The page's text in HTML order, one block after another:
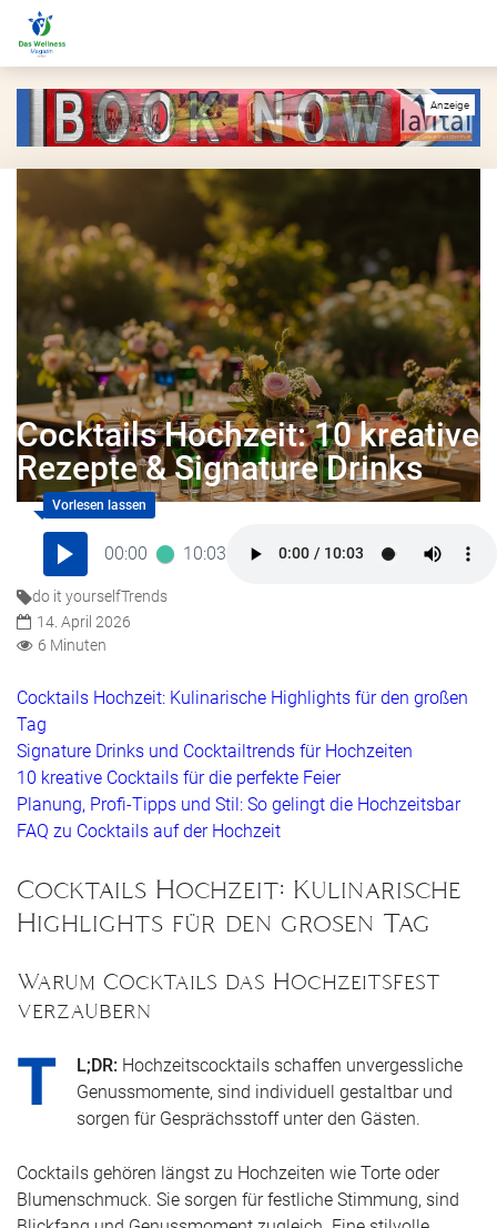
Cocktails Hochzeit: 10 kreative
Rezepte & Signature Drinks
00:00 10:03
do it yourselfTrends
14. April 2026
6 Minuten
Cocktails Hochzeit: Kulinarische Highlights für den großen
Tag
Signature Drinks und Cocktailtrends für Hochzeiten
10 kreative Cocktails für die perfekte Feier
Planung, Profi-Tipps und Stil: So gelingt die Hochzeitsbar
FAQ zu Cocktails auf der Hochzeit
Cocktails Hochzeit: Kulinarische
Highlights für den großen Tag
Warum Cocktails das Hochzeitsfest
verzaubern
T L;DR: Hochzeitscocktails schaffen unvergessliche
Genussmomente, sind individuell gestaltbar und
sorgen für Gesprächsstoff unter den Gästen.
Cocktails gehören längst zu Hochzeiten wie Torte oder
Blumenschmuck. Sie sorgen für festliche Stimmung, sind